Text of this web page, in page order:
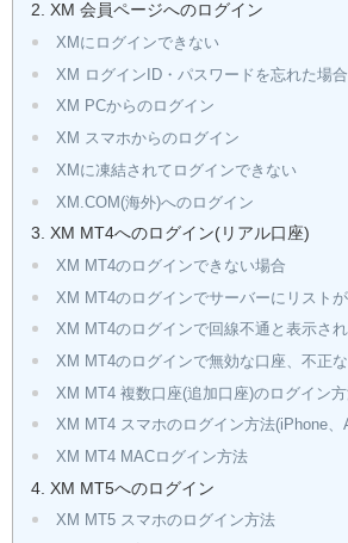
XM 会員ページへのログイン
XMにログインできない
XM ログインID・パスワードを忘れた場合
XM PCからのログイン
XM スマホからのログイン
XMに凍結されてログインできない
XM.COM(海外)へのログイン
XM MT4へのログイン(リアル口座)
XM MT4のログインできない場合
XM MT4のログインでサーバーにリスト
XM MT4のログインで回線不通と表示さ
XM MT4のログインで無効な口座、不正
XM MT4 複数口座(追加口座)のログイン
XM MT4 スマホのログイン方法(iPhone、
XM MT4 MACログイン方法
XM MT5へのログイン
XM MT5 スマホのログイン方法